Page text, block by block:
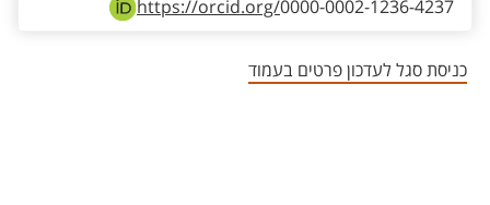
https://orcid.org/0000-0002-1236-4237
כניסת סגל לעדכון פרטים בעמוד